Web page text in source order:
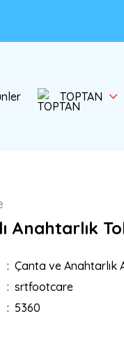
TOPTAN
Anahtarlık
Çanta ve Anahtarlık
srtfootcare
5360